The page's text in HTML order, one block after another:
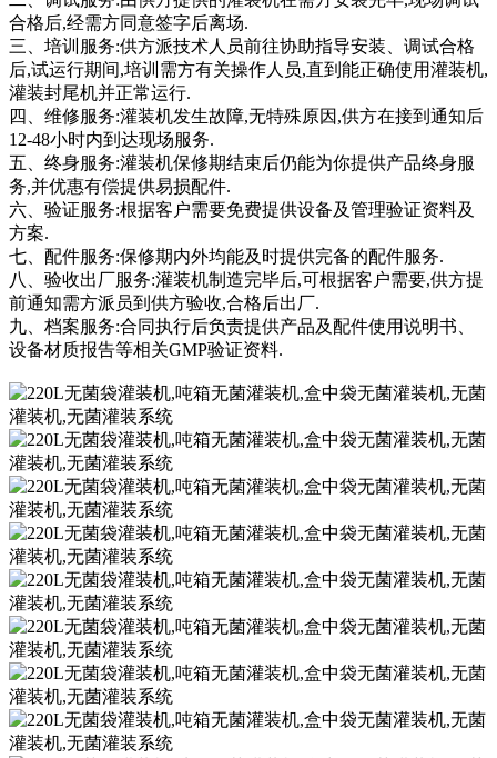
合格后,经需方同意签字后离场.
三、培训服务:供方派技术人员前往协助指导安装、调试合格
后,试运行期间,培训需方有关操作人员,直到能正确使用灌装机,
灌装封尾机并正常运行.
四、维修服务:灌装机发生故障,无特殊原因,供方在接到通知后
12-48小时内到达现场服务.
五、终身服务:灌装机保修期结束后仍能为你提供产品终身服
务,并优惠有偿提供易损配件.
六、验证服务:根据客户需要免费提供设备及管理验证资料及
方案.
七、配件服务:保修期内外均能及时提供完备的配件服务.
八、验收出厂服务:灌装机制造完毕后,可根据客户需要,供方提
前通知需方派员到供方验收,合格后出厂.
九、档案服务:合同执行后负责提供产品及配件使用说明书、
设备材质报告等相关GMP验证资料.